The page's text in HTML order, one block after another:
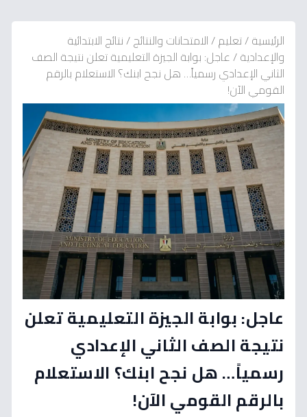
الرئيسية/تعليم/الامتحانات والنتائج/نتائج الابتدائية
والإعدادية/عاجل: بوابة الجيزة التعليمية تعلن نتيجة الصف
الثاني الإعدادي رسمياً… هل نجح ابنك؟ الاستعلام بالرقم
القومي الآن!
عاجل: بوابة الجيزة التعليمية تعلن
نتيجة الصف الثاني الإعدادي
رسمياً… هل نجح ابنك؟ الاستعلام
بالرقم القومي الآن!